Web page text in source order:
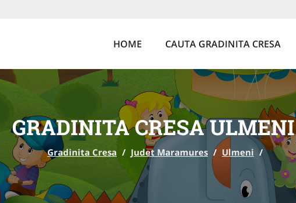
HOME CAUTA GRADINITA CRESA
GRADINITA CRESA ULMENI
Gradinita Cresa / Judet Maramures / Ulmeni /